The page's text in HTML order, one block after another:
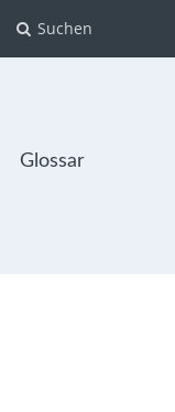
Suchen
Glossar